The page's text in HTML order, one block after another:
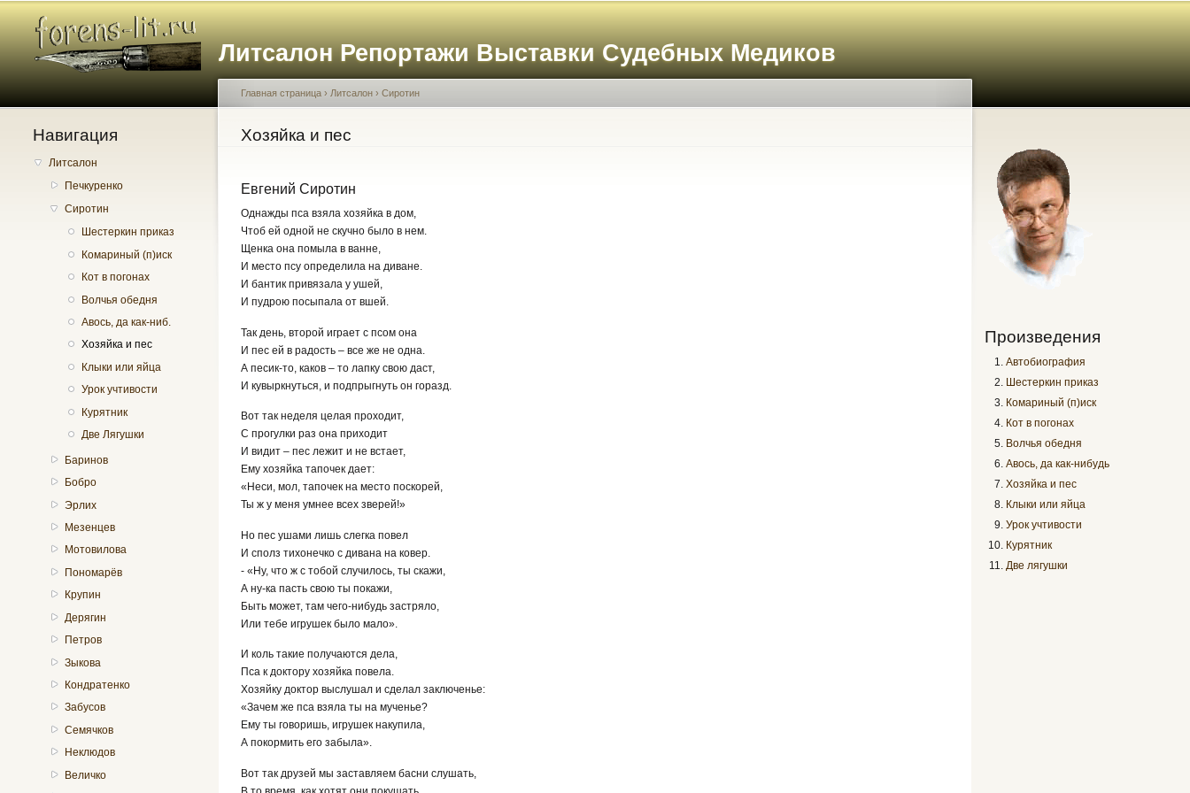
Литсалон Репортажи Выставки Судебных Медиков
Навигация
Литсалон
Печкуренко
Сиротин
Шестеркин приказ
Комариный (п)иск
Кот в погонах
Волчья обедня
Авось, да как-ниб.
Хозяйка и пес
Клыки или яйца
Урок учтивости
Курятник
Две Лягушки
Баринов
Бобро
Эрлих
Мезенцев
Мотовилова
Пономарёв
Крупин
Дерягин
Петров
Зыкова
Кондратенко
Забусов
Семячков
Неклюдов
Величко
Вы здесь
Главная страница › Литсалон › Сиротин
Хозяйка и пес
Евгений Сиротин
Однажды пса взяла хозяйка в дом,
Чтоб ей одной не скучно было в нем.
Щенка она помыла в ванне,
И место псу определила на диване.
И бантик привязала у ушей,
И пудрою посыпала от вшей.
Так день, второй играет с псом она
И пес ей в радость – все же не одна.
А песик-то, каков – то лапку свою даст,
И кувыркнуться, и подпрыгнуть он горазд.
Вот так неделя целая проходит,
С прогулки раз она приходит
И видит – пес лежит и не встает,
Ему хозяйка тапочек дает:
«Неси, мол, тапочек на место поскорей,
Ты ж у меня умнее всех зверей!»
Но пес ушами лишь слегка повел
И сполз тихонечко с дивана на ковер.
- «Ну, что ж с тобой случилось, ты скажи,
А ну-ка пасть свою ты покажи,
Быть может, там чего-нибудь застряло,
Или тебе игрушек было мало».
И коль такие получаются дела,
Пса к доктору хозяйка повела.
Хозяйку доктор выслушал и сделал заключенье:
«Зачем же пса взяла ты на мученье?
Ему ты говоришь, игрушек накупила,
А покормить его забыла».
Вот так друзей мы заставляем басни слушать,
Произведения
Автобиография
Шестеркин приказ
Комариный (п)иск
Кот в погонах
Волчья обедня
Авось, да как-нибудь
Хозяйка и пес
Клыки или яйца
Урок учтивости
Курятник
Две лягушки